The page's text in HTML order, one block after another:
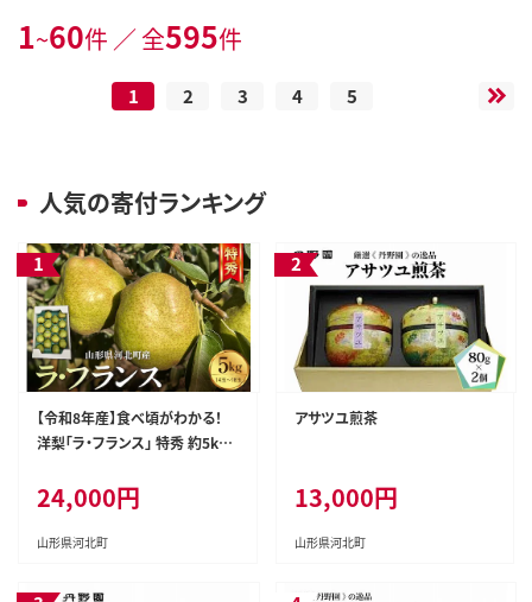
1~60件 ／ 全595件
1 2 3 4 5
人気の寄付ランキング
【令和8年産】食べ頃がわかる！
洋梨「ラ・フランス」 特秀 約5kg
産協会】
24,000円
山形県河北町
アサツユ煎茶
13,000円
山形県河北町